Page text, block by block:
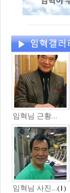
임혁님 근황...
임혁님 사진...(1)